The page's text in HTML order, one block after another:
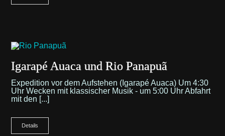
Igarapé Auaca und Rio Panapuã
Expedition vor dem Aufstehen (Igarapé Auaca) Um 4:30
Uhr Wecken mit klassischer Musik - um 5:00 Uhr Abfahrt
mit den [...]
Details